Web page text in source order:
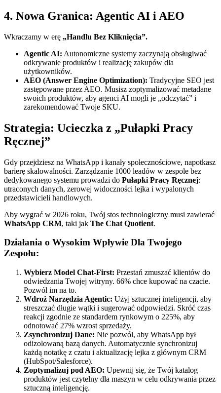
4. Nowa Granica: Agentic AI i AEO
Wkraczamy w erę „Handlu Bez Kliknięcia”.
Agentic AI: Autonomiczne systemy zaczynają obsługiwać
odkrywanie produktów i realizację zakupów dla
użytkowników.
AEO (Answer Engine Optimization): Tradycyjne SEO jest
zastępowane przez AEO. Musisz zoptymalizować metadane
swoich produktów, aby agenci AI mogli je „odczytać” i
zarekomendować Twoje SKU.
Strategia: Ucieczka z „Pułapki Pracy
Ręcznej”
Gdy przejdziesz na WhatsApp i kanały społecznościowe, napotkasz
barierę skalowalności. Zarządzanie 1000 leadów w zespole bez
dedykowanego systemu prowadzi do Pułapki Pracy Ręcznej:
utraconych danych, zerowej widoczności lejka i wypalonych
przedstawicieli handlowych.
Aby wygrać w 2026 roku, Twój stos technologiczny musi zawierać
WhatsApp CRM, taki jak The Chat Quotient.
Działania o Wysokim Wpływie Dla Twojego
Zespołu:
Wybierz Model Chat-First: Przestań zmuszać klientów do
odwiedzania Twojej witryny. 66% chce kupować na czacie.
Pozwól im na to.
Wdroż Narzędzia Agentic: Użyj sztucznej inteligencji, aby
streszczać długie wątki i sugerować odpowiedzi. Skróć czas
reakcji zgodnie ze standardem rynkowym o 225%, aby
odnotować 27% wzrost sprzedaży.
Zsynchronizuj Dane: Nie pozwól, aby WhatsApp był
odizolowaną bazą danych. Automatycznie synchronizuj
każdą notatkę z czatu i aktualizację lejka z głównym CRM
(HubSpot/Salesforce).
Zoptymalizuj pod AEO: Upewnij się, że Twój katalog
produktów jest czytelny dla maszyn w celu odkrywania przez
sztuczną inteligencję.